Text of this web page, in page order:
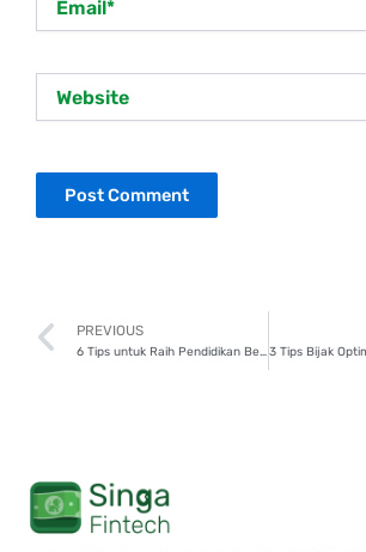
Prev
PREVIOUS
6 Tips untuk Raih Pendidikan Berkualitas Tanpa Beban Biaya